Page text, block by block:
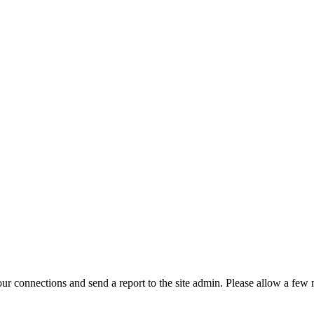
connections and send a report to the site admin. Please allow a few